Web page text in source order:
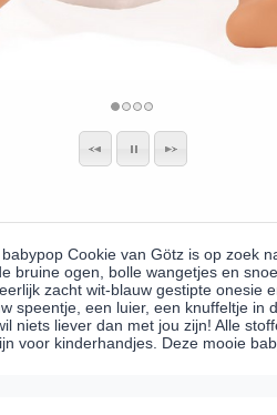
Cookie van Götz is op zoek
bruine ogen, bolle wangetjes en
zacht wit-blauw gestipte onesie
speentje, een luier, een knuffeltje in
niets liever dan met jou zijn! Alle
voor kinderhandjes. Deze mooie